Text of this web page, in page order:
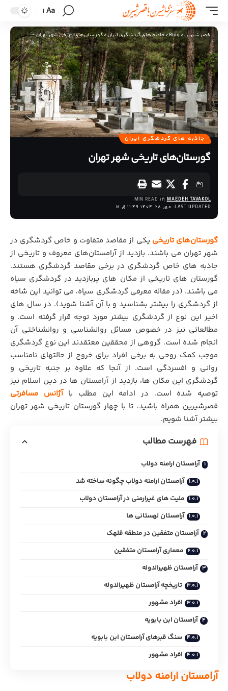
Aa
قصر شیرین>
Blog
>جاذبه های گردشگری ایران>گورستان‌های تاریخی شهر تهران
جاذبه های گردشگری ایران
گورستان‌های تاریخی شهر تهران
LAST UPDATED: مهر 28, 1404 11:49 ق.ظ
MAEDEH TAVAKOL
12 MIN READ
گورستان‌های تاریخی یکی از مقاصد متفاوت و خاص گردشگری در
شهر تهران می باشند. بازدید از آرامستان‌های معروف و تاریخی از
جاذبه های خاص گردشگری در برخی مقاصد گردشگری هستند.
گورستان های تاریخی از مکان های پربازدید در گردشگری سیاه
می باشند. (در مقاله معرفی گردشگری سیاه، می توانید این شاخه
از گردشگری را بیشتر بشناسید و با آن آشنا شوید). در سال های
اخیر این نوع از گردشگری بیشتر مورد توجه قرار گرفته است. و
مطالعاتی نیز در خصوص مسائل روانشناسی و روانشناختی آن
انجام شده است. گروهی از محققین معتقدند این نوع گردشگری
موجب کمک روحی به برخی افراد برای خروج از حالتهای نامناسب
روانی و افسردگی است. از آنجا که علاوه بر جنبه تاریخی و
گردشگری این مکان ها، بازدید از آرامستان ها در دین اسلام نیز
توصیه شده است. در ادامه این مطلب باآژانس مسافرتی
قصرشیرین همراه باشید، تا با چهار گورستان تاریخی شهر تهران
بیشتر آشنا شویم.
فهرست مطالب
آرامستان ارامنه دولاب
آرامستان ارامنه دولاب چگونه ساخته شد
ملیت های غیرارمنی در آرامستان دولاب
آرامستان لهستانی ها
آرامستان متفقین در منطقه قلهک
معماری آرامستان متفقین
آرامستان ظهیرالدوله
تاریخچه آرامستان ظهیرالدوله
افراد مشهور
آرامستان ابن بابویه
سنگ قبرهای آرامستان ابن بابویه
افراد مشهور
آرامستان ارامنه دولاب